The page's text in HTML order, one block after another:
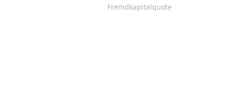
Fremdkapitalquote